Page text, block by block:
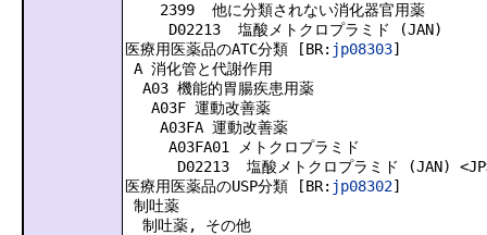
2399 他に分類されない消化器官用薬
D02213 塩酸メトクロプラミド (JAN)
医療用医薬品のATC分類 [BR: jp08303]
A 消化管と代謝作用
A03 機能的胃腸疾患用薬
A03F 運動改善薬
A03FA 運動改善薬
A03FA01 メトクロプラミド
D02213 塩酸メトクロプラミド (JAN)
医療用医薬品のUSP分類 [BR: jp08302]
制吐薬
制吐薬, その他